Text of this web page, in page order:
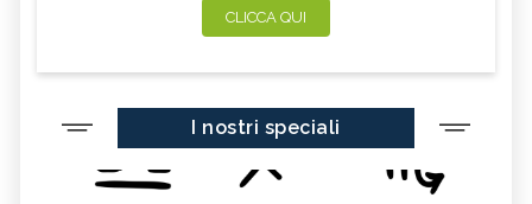
CLICCA QUI
I nostri speciali